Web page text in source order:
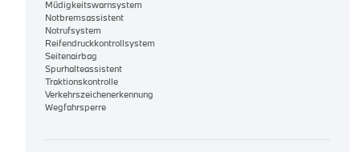
Müdigkeitswarnsystem
Notbremsassistent
Notrufsystem
Reifendruckkontrollsystem
Seitenairbag
Spurhalteassistent
Traktionskontrolle
Verkehrszeichenerkennung
Wegfahrsperre